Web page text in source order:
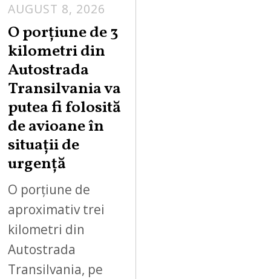
AUGUST 8, 2026
U
G
T
8
O porțiune de 3
kilometri din
Autostrada
Transilvania va
putea fi folosită
de avioane în
situații de
urgență
O porțiune de
aproximativ trei
kilometri din
Autostrada
Transilvania, pe